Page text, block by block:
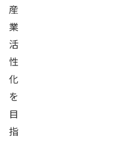
産
業
活
性
化
を
目
指